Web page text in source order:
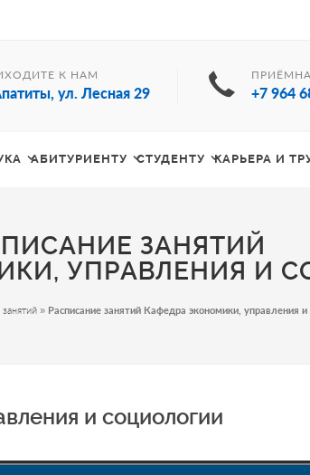
К НАМ
ул. Лесная 29 +7 964
АБИТУРИЕНТУ СТУДЕНТУ КАРЬЕРА И
ЗАНЯТИЙ
УПРАВЛЕНИЯ И
» Расписание занятий Кафедра экономики, управления и
и социологии